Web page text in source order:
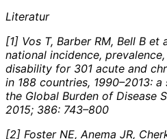
Literatur
[1] Vos T, Barber RM, Bell B et
national incidence,
disability for 301 acute and
in 188 countries, 1990–2013:
the Global Burden of Disease
2015; 386: 743–800
[2] Foster NE, Anema JR,